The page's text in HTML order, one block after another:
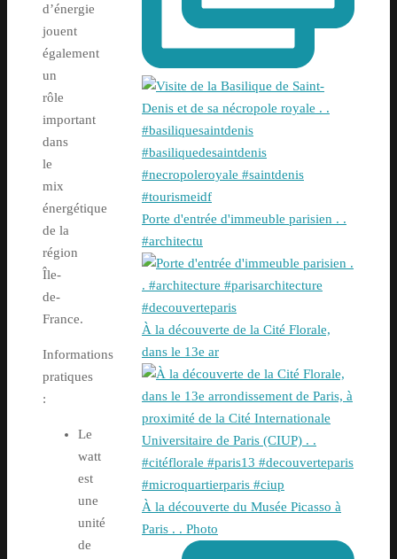
d’énergie
jouent
également
un
rôle
important
dans
le
mix
énergétique
de la
région
Île-
de-
France.
Informations
pratiques
:
Le
watt
est
une
unité
de
Porte d'entrée d'immeuble parisien . .
#architectu
À la découverte de la Cité Florale,
dans le 13e ar
À la découverte du Musée Picasso à
Paris . . Photo